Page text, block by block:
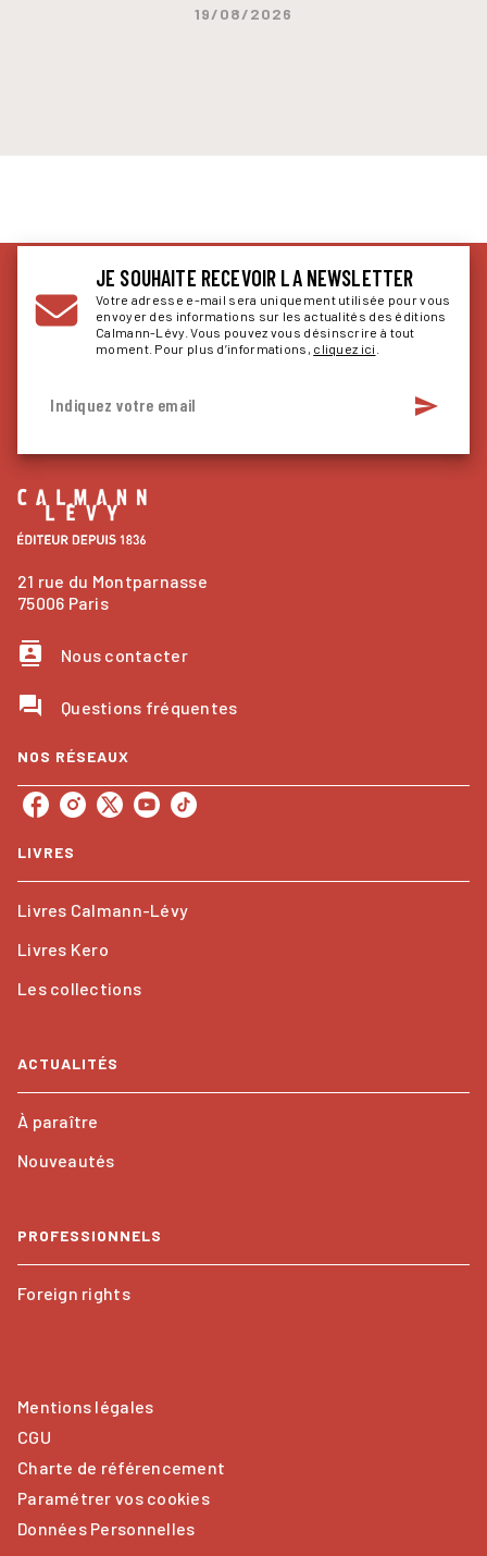
19/08/2026
JE SOUHAITE RECEVOIR LA NEWSLETTER
Votre adresse e-mail sera uniquement utilisée pour vous
envoyer des informations sur les actualités des éditions
Calmann-Lévy. Vous pouvez vous désinscrire à tout
moment. Pour plus d’informations, cliquez ici
Indiquez votre email send
21 rue du Montparnasse
75006 Paris
contacts Nous contacter
question_answer Questions fréquentes
NOS RÉSEAUX
LIVRES
Livres Calmann-Lévy
Livres Kero
Les collections
ACTUALITÉS
À paraître
Nouveautés
PROFESSIONNELS
Foreign rights
Mentions légales
CGU
Charte de référencement
Paramétrer vos cookies
Données Personnelles